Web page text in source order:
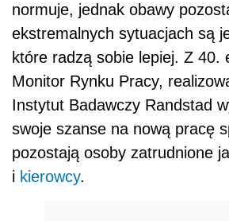
normuje, jednak obawy
ekstremalnych sytuacjach są
które radzą sobie lepiej. Z 40.
Monitor Rynku Pracy,
Instytut Badawczy Randstad
swoje szanse na nową pracę
pozostają osoby zatrudnione
i kierowcy.